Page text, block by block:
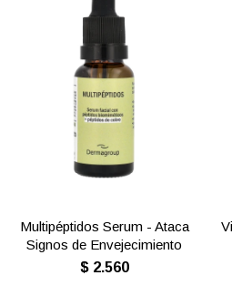
Multipéptidos Serum - Ataca
Signos de Envejecimiento
$ 2.560